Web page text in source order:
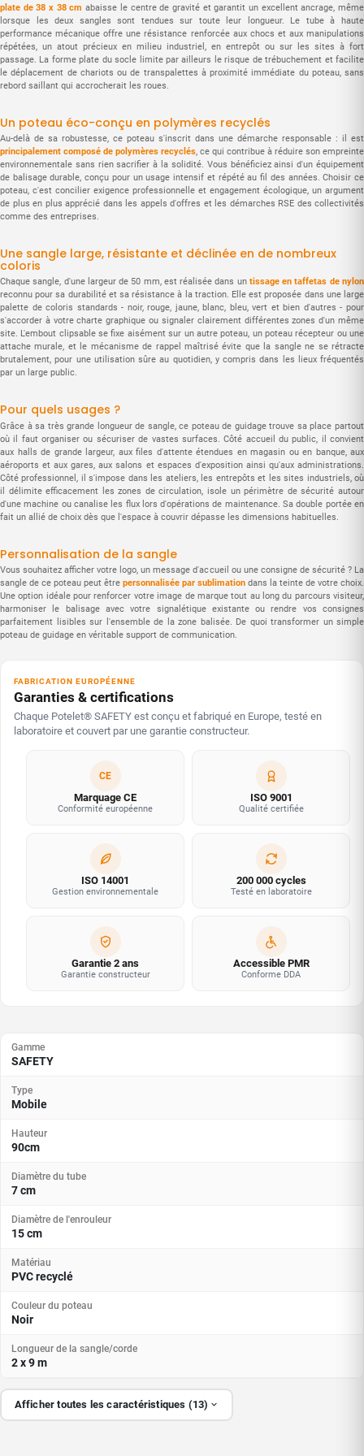
plate de 38 x 38 cm abaisse le centre de gravité et garantit un excellent ancrage, même
lorsque les deux sangles sont tendues sur toute leur longueur. Le tube à haute
performance mécanique offre une résistance renforcée aux chocs et aux manipulations
répétées, un atout précieux en milieu industriel, en entrepôt ou sur les sites à fort
passage. La forme plate du socle limite par ailleurs le risque de trébuchement et facilite
le déplacement de chariots ou de transpalettes à proximité immédiate du poteau, sans
rebord saillant qui accrocherait les roues.
Un poteau éco-conçu en polymères recyclés
Au-delà de sa robustesse, ce poteau s'inscrit dans une démarche responsable : il est
principalement composé de polymères recyclés, ce qui contribue à réduire son empreinte
environnementale sans rien sacrifier à la solidité. Vous bénéficiez ainsi d'un équipement
de balisage durable, conçu pour un usage intensif et répété au fil des années. Choisir ce
poteau, c'est concilier exigence professionnelle et engagement écologique, un argument
de plus en plus apprécié dans les appels d'offres et les démarches RSE des collectivités
comme des entreprises.
Une sangle large, résistante et déclinée en de nombreux
coloris
Chaque sangle, d'une largeur de 50 mm, est réalisée dans un tissage en taffetas de nylon
reconnu pour sa durabilité et sa résistance à la traction. Elle est proposée dans une large
palette de coloris standards - noir, rouge, jaune, blanc, bleu, vert et bien d'autres - pour
s'accorder à votre charte graphique ou signaler clairement différentes zones d'un même
site. L'embout clipsable se fixe aisément sur un autre poteau, un poteau récepteur ou une
attache murale, et le mécanisme de rappel maîtrisé évite que la sangle ne se rétracte
brutalement, pour une utilisation sûre au quotidien, y compris dans les lieux fréquentés
par un large public.
Pour quels usages ?
Grâce à sa très grande longueur de sangle, ce poteau de guidage trouve sa place partout
où il faut organiser ou sécuriser de vastes surfaces. Côté accueil du public, il convient
aux halls de grande largeur, aux files d'attente étendues en magasin ou en banque, aux
aéroports et aux gares, aux salons et espaces d'exposition ainsi qu'aux administrations.
Côté professionnel, il s'impose dans les ateliers, les entrepôts et les sites industriels, où
il délimite efficacement les zones de circulation, isole un périmètre de sécurité autour
d'une machine ou canalise les flux lors d'opérations de maintenance. Sa double portée en
fait un allié de choix dès que l'espace à couvrir dépasse les dimensions habituelles.
Personnalisation de la sangle
Vous souhaitez afficher votre logo, un message d'accueil ou une consigne de sécurité ? La
sangle de ce poteau peut être personnalisée par sublimation dans la teinte de votre choix.
Une option idéale pour renforcer votre image de marque tout au long du parcours visiteur,
harmoniser le balisage avec votre signalétique existante ou rendre vos consignes
parfaitement lisibles sur l'ensemble de la zone balisée. De quoi transformer un simple
poteau de guidage en véritable support de communication.
FABRICATION EUROPÉENNE
Garanties & certifications
Chaque Potelet® SAFETY est conçu et fabriqué en Europe, testé en
laboratoire et couvert par une garantie constructeur.
CE
Marquage CE
Conformité européenne
ISO 9001
Qualité certifiée
ISO 14001
Gestion environnementale
200 000 cycles
Testé en laboratoire
Garantie 2 ans
Garantie constructeur
Accessible PMR
Conforme DDA
Gamme
SAFETY
Type
Mobile
Hauteur
90cm
Diamètre du tube
7 cm
Diamètre de l'enrouleur
15 cm
Matériau
PVC recyclé
Couleur du poteau
Noir
Longueur de la sangle/corde
2 x 9 m
Afficher toutes les caractéristiques (13)